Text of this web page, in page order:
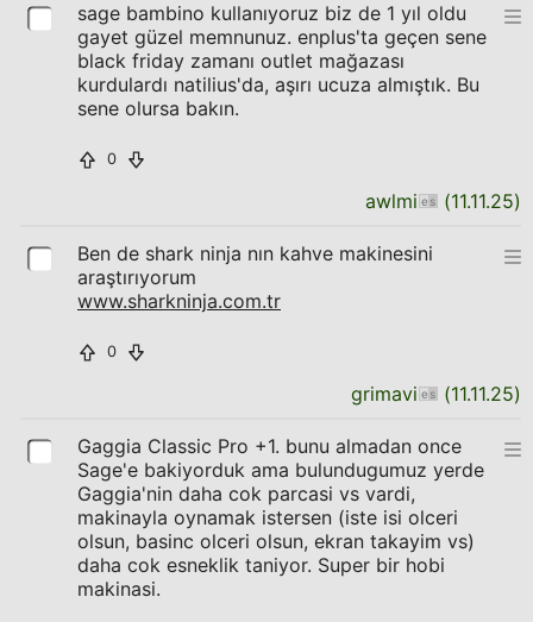
sage bambino kullanıyoruz biz de 1 yıl oldu
gayet güzel memnunuz. enplus'ta geçen sene
black friday zamanı outlet mağazası
kurdulardı natilius'da, aşırı ucuza almıştık. Bu
sene olursa bakın.
0
awlmi (11.11.25)
Ben de shark ninja nın kahve makinesini
araştırıyorum
www.sharkninja.com.tr
0
grimavi (11.11.25)
Gaggia Classic Pro +1. bunu almadan once
Sage'e bakiyorduk ama bulundugumuz yerde
Gaggia'nin daha cok parcasi vs vardi,
makinayla oynamak istersen (iste isi olceri
olsun, basinc olceri olsun, ekran takayim vs)
daha cok esneklik taniyor. Super bir hobi
makinasi.